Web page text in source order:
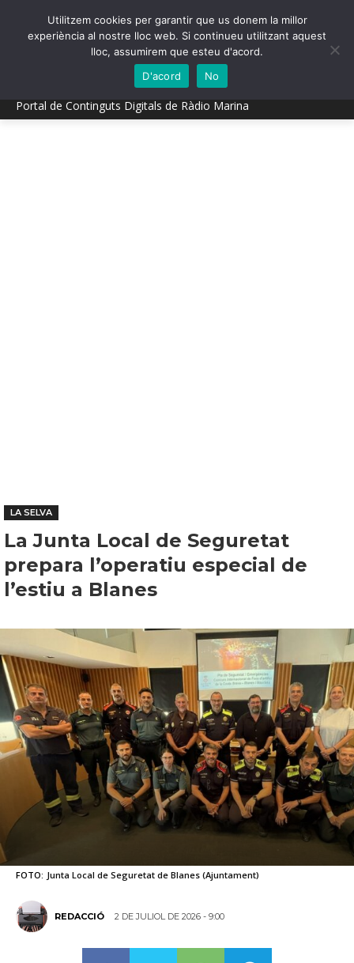
Portal de Continguts Digitals de Ràdio Marina
LA SELVA
La Junta Local de Seguretat
prepara l’operatiu especial de
l’estiu a Blanes
FOTO: Junta Local de Seguretat de Blanes (Ajuntament)
REDACCIÓ 2 DE JULIOL DE 2026 - 9:00
Utilitzem cookies per garantir que us donem la millor
experiència al nostre lloc web. Si continueu utilitzant aquest
lloc, assumirem que esteu d'acord.
D'acord
No